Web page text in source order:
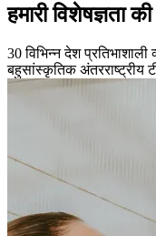
हमारी विशेषज्ञता
30 विभिन्न देशप्रतिभाशाली
बहुसांस्कृतिक अंतरराष्ट्रीय